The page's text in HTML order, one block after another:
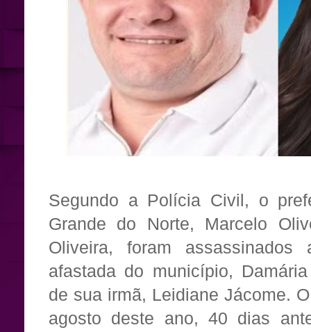
Segundo a Polícia Civil, o
Grande do Norte, Marcelo
Oliveira, foram
afastada do município,
de sua irmã, Leidiane Jácome.
agosto deste ano, 40 dias